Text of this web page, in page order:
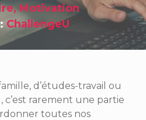
,Motivation
ChallengeU
d’études-travail ou
c’est rarement une partie
toutes nos